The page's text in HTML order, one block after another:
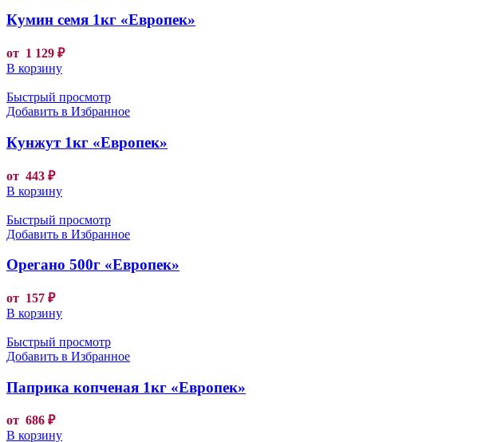
Кумин семя 1кг «Европек»
от 1 129 ₽
В корзину
Быстрый просмотр
Добавить в Избранное
Кунжут 1кг «Европек»
от 443 ₽
В корзину
Быстрый просмотр
Добавить в Избранное
Орегано 500г «Европек»
от 157 ₽
В корзину
Быстрый просмотр
Добавить в Избранное
Паприка копченая 1кг «Европек»
от 686 ₽
В корзину